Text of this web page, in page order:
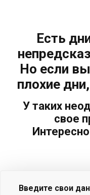
Есть
Но если
плохие
У таких
свое
Введите свои